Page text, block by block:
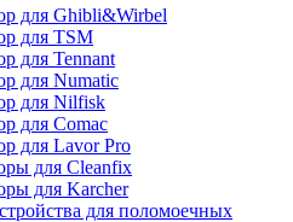
для Ghibli&Wirbel
для TSM
для Tennant
для Numatic
для Nilfisk
для Comac
для Lavor Pro
для Cleanfix
для Karcher
для поломоечных